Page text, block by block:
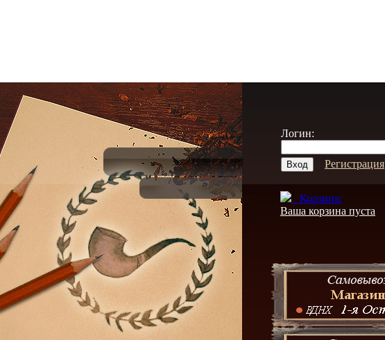
Логин:
Регистрация
Корзина:
Ваша корзина пуста